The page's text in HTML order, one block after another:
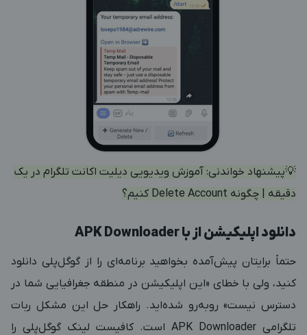
💡پیشنهاد خواندنی: آموزش ویدیویی دیلیت اکانت تلگرام در یک
دقیقه | چگونه Delete Account کنیم؟
دانلود اپلیکیشن از با APK Downloader
حتماً برایتان پیش‌آمده بخواهید برنامه‌ای را از گوگل‌پلی دانلود
کنید، ولی با خطای «این اپلیکیشن در منطقه جغرافیایی شما در
دسترس نیست» روبه‌رو شده‌اید. راهکار حل این مشکل ربات
تلگرامی APK Downloader است. کافیست لینک گوگل‌پلی را